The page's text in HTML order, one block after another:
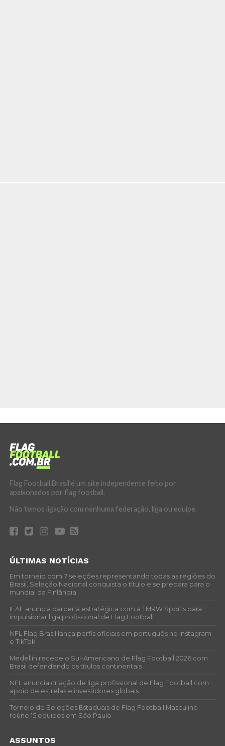
Flag Football Brasil é um site independente feito por
apaixonados por flag football.
Não temos ligação com nenhuma federação, liga ou equipe.
ÚLTIMAS NOTÍCIAS
Em torneio com 7 seleções representando todas as regiões do
Brasil, Seleção Nacional conquista o título e se prepara para o
mundial da Finlândia
IFAF anuncia parceria estratégica com a TMRW Sports para
impulsionar liga profissional de Flag Football
NFL Flag Brasil lança perfis oficiais em português no Instagram
e TikTok
Medellín recebe o Sul-Americano de Flag Football 2026 com
Brasil defendendo os títulos continentais
NFL anuncia criação de liga profissional de Flag Football com
apoio de estrelas e investidores globais
Torneio de Seleções Estaduais de Flag Football Masculino
reúne 15 equipes em São Paulo
ASSUNTOS